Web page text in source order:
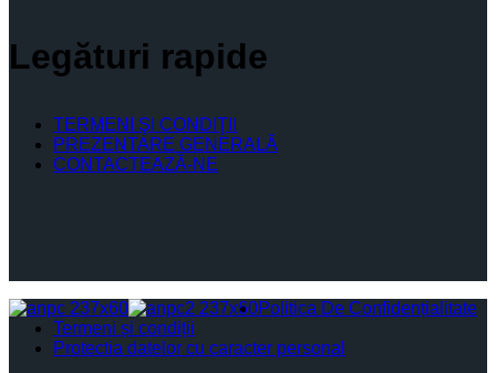
Legături rapide
TERMENI ŞI CONDIŢII
PREZENTARE GENERALĂ
CONTACTEAZĂ-NE
Politica De Confidențialitate
Termeni și condiții
Protectia datelor cu caracter personal